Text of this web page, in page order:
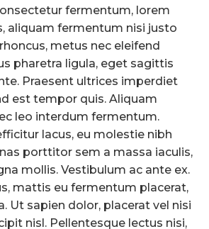
fermentum, lorem
aliquam fermentum nisi justo
metus nec eleifend
pharetra ligula, eget sagittis
Praesent ultrices imperdiet
est tempor quis. Aliquam
leo interdum fermentum.
lacus, eu molestie nibh
porttitor sem a massa iaculis,
mollis. Vestibulum ac ante ex.
mattis eu fermentum placerat,
Ut sapien dolor, placerat vel nisi
nisl. Pellentesque lectus nisi,